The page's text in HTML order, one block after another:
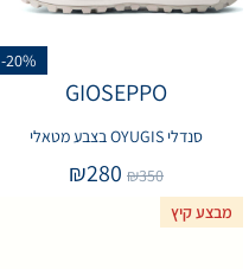
-20%
GIOSEPPO
סנדלי OYUGIS בצבע מטאלי
₪350
₪280
מבצע קיץ